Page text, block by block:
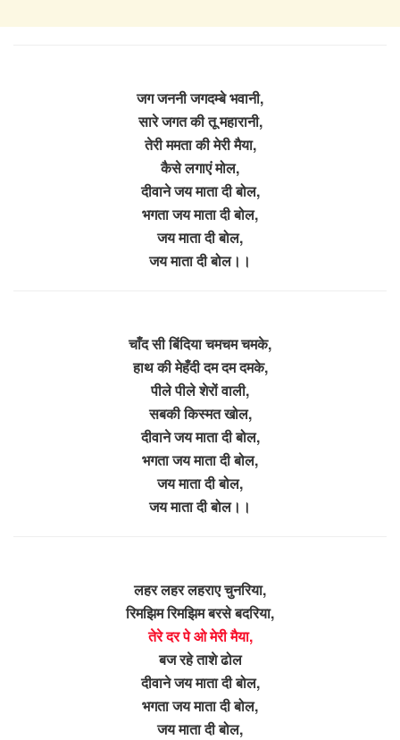
जग जननी जगदम्बे भवानी,
सारे जगत की तू महारानी,
तेरी ममता की मेरी मैया,
कैसे लगाएं मोल,
दीवाने जय माता दी बोल,
भगता जय माता दी बोल,
जय माता दी बोल,
जय माता दी बोल।।
चाँद सी बिंदिया चमचम चमके,
हाथ की मेहँदी दम दम दमके,
पीले पीले शेरों वाली,
सबकी किस्मत खोल,
दीवाने जय माता दी बोल,
भगता जय माता दी बोल,
जय माता दी बोल,
जय माता दी बोल।।
लहर लहर लहराए चुनरिया,
रिमझिम रिमझिम बरसे बदरिया,
तेरे दर पे ओ मेरी मैया,
बज रहे ताशे ढोल
दीवाने जय माता दी बोल,
भगता जय माता दी बोल,
जय माता दी बोल,